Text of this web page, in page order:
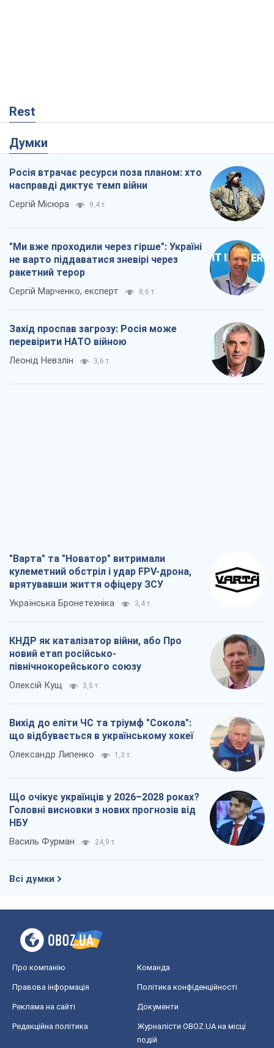
Rest
Думки
Росія втрачає ресурси поза планом: хто
насправді диктує темп війни
Сергій Місюра 9,4 т.
"Ми вже проходили через гірше": Україні
не варто піддаватися зневірі через
ракетний терор
Сергій Марченко, експерт 8,6 т.
Захід проспав загрозу: Росія може
перевірити НАТО війною
Леонід Невзлін 3,6 т.
"Варта" та "Новатор" витримали
кулеметний обстріл і удар FPV-дрона,
врятувавши життя офіцеру ЗСУ
Українська Бронетехніка 3,4 т.
КНДР як каталізатор війни, або Про
новий етап російсько-
північнокорейського союзу
Олексій Кущ 3,5 т.
Вихід до еліти ЧС та тріумф "Сокола":
що відбувається в українському хокеї
Олександр Липенко 1,3 т.
Що очікує українців у 2026–2028 роках?
Головні висновки з нових прогнозів від
НБУ
Василь Фурман 24,9 т.
Всі думки
Про компанію Команда
Правова інформація Політика конфіденційності
Реклама на сайті Документи
Редакційна політика
Журналісти OBOZ.UA на місці
подій